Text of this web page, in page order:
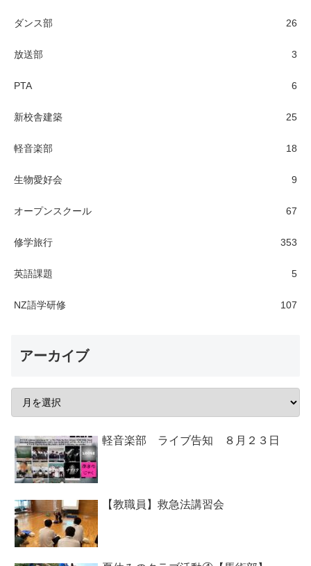
ダンス部 26
放送部 3
PTA 6
新校舎建築 25
軽音楽部 18
生物愛好会 9
オープンスクール 67
修学旅行 353
英語課題 5
NZ語学研修 107
アーカイブ
軽音楽部 ライブ告知 ８月２３日
【教職員】救急法講習会